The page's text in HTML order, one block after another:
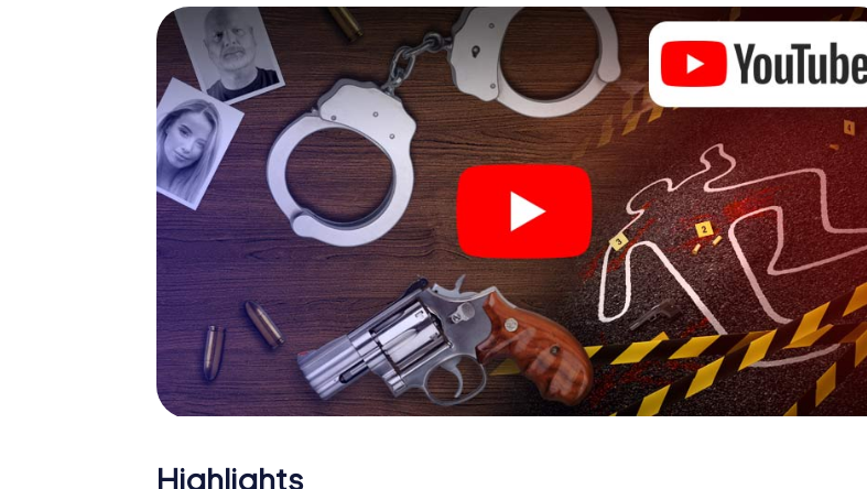
Charakter entsprechen und dem Schlagwort „Abwechslungsreichtum“ an ganz neue
Bedeutung verleihen.
Das Krimispiel in Écija kann beginnen!
Nun fehlt Ihnen nur noch eine Kleinigkeit, um mit Ihren Ermittlungen in Écija zu starten: Ihr
Ticketcode! Ordern Sie ihn mit wenigen Klicks in unserem Ticketshop, schon in wenigen
Minuten finden Sie ihn in Ihrem eMail-Postfach. Jetzt starten Sie Ihren Online-Browser, geben
Ihren Code ein – und sind startklar!
Worauf warten Sie noch? Écija zählt auf Sie!
Highlights